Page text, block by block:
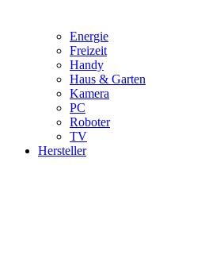
Energie
Freizeit
Handy
Haus & Garten
Kamera
PC
Roboter
TV
Hersteller